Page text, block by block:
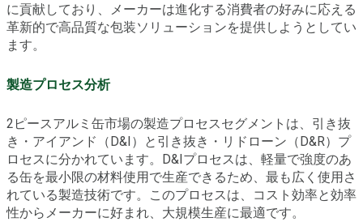
に貢献しており、メーカーは進化する消費者の好みに応える
革新的で高品質な包装ソリューションを提供しようとしてい
ます。
製造プロセス分析
2ピースアルミ缶市場の製造プロセスセグメントは、引き抜
き・アイアンド（D&I）と引き抜き・リドローン（D&R）プ
ロセスに分かれています。D&Iプロセスは、軽量で強度のあ
る缶を最小限の材料使用で生産できるため、最も広く使用さ
れている製造技術です。このプロセスは、コスト効率と効率
性からメーカーに好まれ、大規模生産に最適です。